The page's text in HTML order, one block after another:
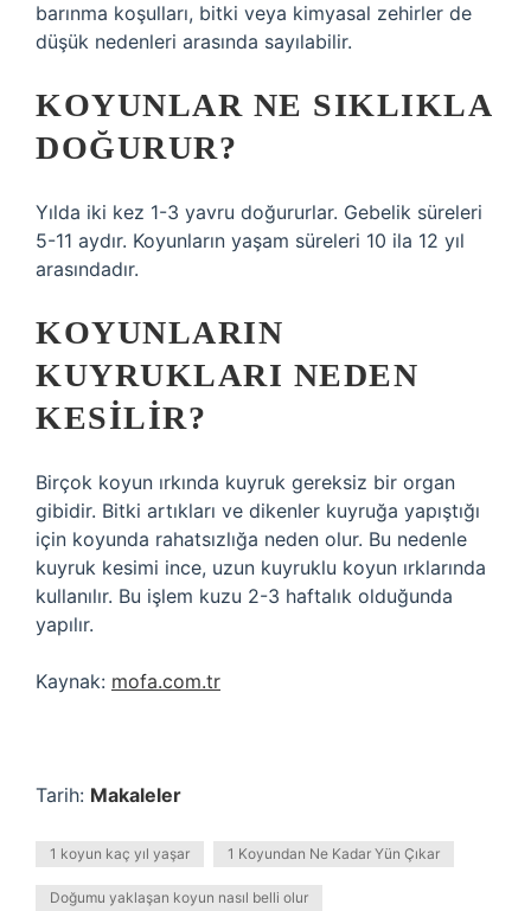
barınma koşulları, bitki veya kimyasal zehirler de
düşük nedenleri arasında sayılabilir.
KOYUNLAR NE SIKLIKLA
DOĞURUR?
Yılda iki kez 1-3 yavru doğururlar. Gebelik süreleri
5-11 aydır. Koyunların yaşam süreleri 10 ila 12 yıl
arasındadır.
KOYUNLARIN
KUYRUKLARI NEDEN
KESILIR?
Birçok koyun ırkında kuyruk gereksiz bir organ
gibidir. Bitki artıkları ve dikenler kuyruğa yapıştığı
için koyunda rahatsızlığa neden olur. Bu nedenle
kuyruk kesimi ince, uzun kuyruklu koyun ırklarında
kullanılır. Bu işlem kuzu 2-3 haftalık olduğunda
yapılır.
Kaynak: mofa.com.tr
Tarih: Makaleler
1 koyun kaç yıl yaşar 1 Koyundan Ne Kadar Yün Çıkar
Doğumu yaklaşan koyun nasıl belli olur